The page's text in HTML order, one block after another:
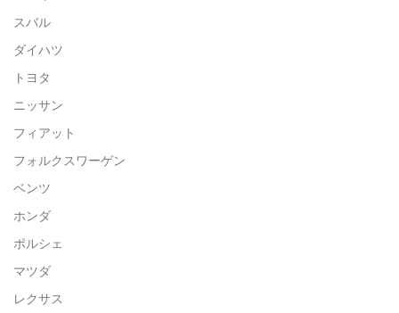
スバル
ダイハツ
トヨタ
ニッサン
フィアット
フォルクスワーゲン
ベンツ
ホンダ
ポルシェ
マツダ
レクサス